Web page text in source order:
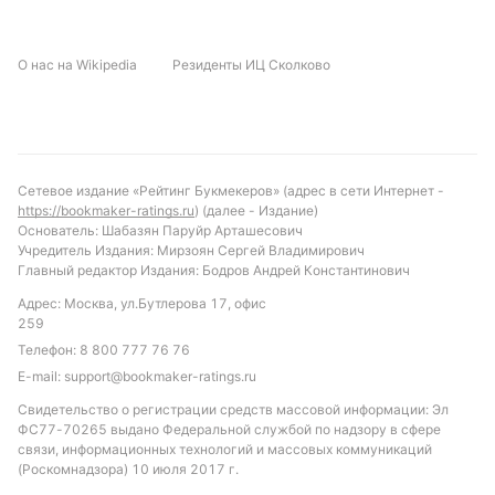
С учетом текущей формы и статистики, можно
маловероятна. Рекомендуемой ставкой может
стать тотал больше 2.5 голов, учитывая общую
результативность обеих команд и статистику
турнира. Также стоит обратить внимание на
вариант обе команды забьют, учитывая атакующий
потенциал Норвегии и стабильность немецкой
обороны.
Обновлено:
Автор
О нас на Wikipedia Резиденты ИЦ Сколково
Сетевое издание «Рейтинг Букмекеров» (адрес в сети Интернет -
https://bookmaker-ratings.ru) (далее - Издание)
Основатель: Шабазян Паруйр Арташесович
Учредитель Издания: Мирзоян Сергей Владимирович
Главный редактор Издания: Бодров Андрей Константинович
Адрес: Москва, ул.Бутлерова 17, офис
259
Телефон: 8 800 777 76 76
E-mail: support@bookmaker-ratings.ru
Свидетельство о регистрации средств массовой информации: Эл
ФС77-70265 выдано Федеральной службой по надзору в сфере
связи, информационных технологий и массовых коммуникаций
(Роскомнадзора) 10 июля 2017 г.